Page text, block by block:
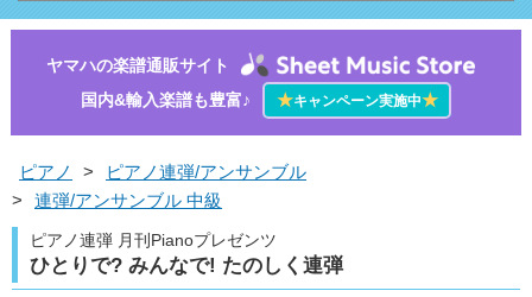
ヤマハの楽譜通販サイト
国内&輸入楽譜も豊富♪
★キャンペーン実施中★
ピアノ >
ピアノ連弾/アンサンブル
>
連弾/アンサンブル 中級
ピアノ連弾 月刊Pianoプレゼンツ
ひとりで? みんなで! たのしく連弾